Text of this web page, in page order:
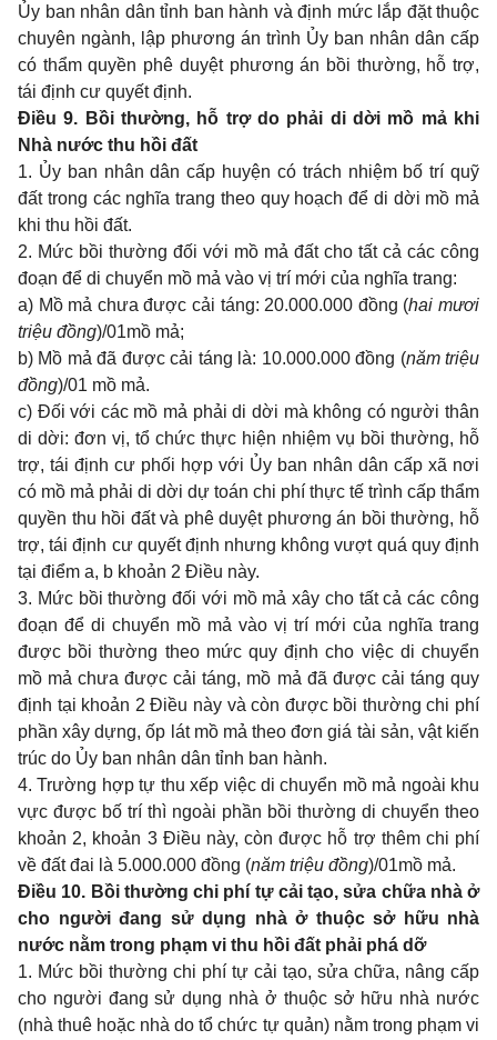
Ủy ban nhân dân tỉnh ban hành và định mức lắp đặt thuộc
chuyên ngành, lập phương án trình Ủy ban nhân dân cấp
có thẩm quyền phê duyệt phương án bồi thường, hỗ trợ,
tái định cư quyết định.
Điều 9. Bồi thường, hỗ trợ do phải di dời mồ mả khi
Nhà nước thu hồi đất
1. Ủy ban nhân dân cấp huyện có trách nhiệm bố trí quỹ
đất trong các nghĩa trang theo quy hoạch để di dời mồ mả
khi thu hồi đất.
2. Mức bồi thường đối với mồ mả đất cho tất cả các công
đoạn để di chuyển mồ mả vào vị trí mới của nghĩa trang:
a) Mồ mả chưa được cải táng: 20.000.000 đồng (hai mươi
triệu đồng)/01mồ mả;
b) Mồ mả đã được cải táng là: 10.000.000 đồng (năm triệu
đồng)/01 mồ mả.
c) Đối với các mồ mả phải di dời mà không có người thân
di dời: đơn vị, tổ chức thực hiện nhiệm vụ bồi thường, hỗ
trợ, tái định cư phối hợp với Ủy ban nhân dân cấp xã nơi
có mồ mả phải di dời dự toán chi phí thực tế trình cấp thẩm
quyền thu hồi đất và phê duyệt phương án bồi thường, hỗ
trợ, tái định cư quyết định nhưng không vượt quá quy định
tại điểm a, b khoản 2 Điều này.
3. Mức bồi thường đối với mồ mả xây cho tất cả các công
đoạn để di chuyển mồ mả vào vị trí mới của nghĩa trang
được bồi thường theo mức quy định cho việc di chuyển
mồ mả chưa được cải táng, mồ mả đã được cải táng quy
định tại khoản 2 Điều này và còn được bồi thường chi phí
phần xây dựng, ốp lát mồ mả theo đơn giá tài sản, vật kiến
trúc do Ủy ban nhân dân tỉnh ban hành.
4. Trường hợp tự thu xếp việc di chuyển mồ mả ngoài khu
vực được bố trí thì ngoài phần bồi thường di chuyển theo
khoản 2, khoản 3 Điều này, còn được hỗ trợ thêm chi phí
về đất đai là 5.000.000 đồng (năm triệu đồng)/01mồ mả.
Điều 10. Bồi thường chi phí tự cải tạo, sửa chữa nhà ở
cho người đang sử dụng nhà ở thuộc sở hữu nhà
nước nằm trong phạm vi thu hồi đất phải phá dỡ
1. Mức bồi thường chi phí tự cải tạo, sửa chữa, nâng cấp
cho người đang sử dụng nhà ở thuộc sở hữu nhà nước
(nhà thuê hoặc nhà do tổ chức tự quản) nằm trong phạm vi